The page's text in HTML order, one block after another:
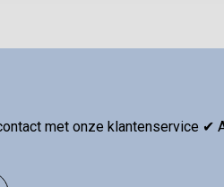
met onze klantenservice ✔